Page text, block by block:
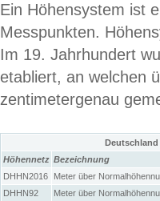
Ein Höhensystem ist
Messpunkten.
Im 19. Jahrhundert
etabliert, an welchen
zentimetergenau
Höhennetz Bezeichnung
DHHN2016
Meter über
DHHN92
Meter über